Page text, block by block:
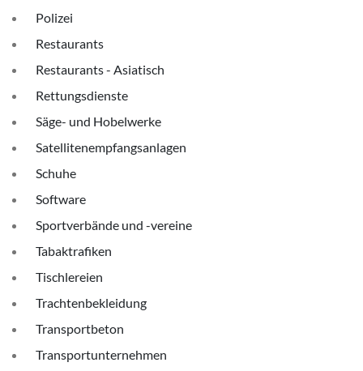
Polizei
Restaurants
Restaurants - Asiatisch
Rettungsdienste
Säge- und Hobelwerke
Satellitenempfangsanlagen
Schuhe
Software
Sportverbände und -vereine
Tabaktrafiken
Tischlereien
Trachtenbekleidung
Transportbeton
Transportunternehmen